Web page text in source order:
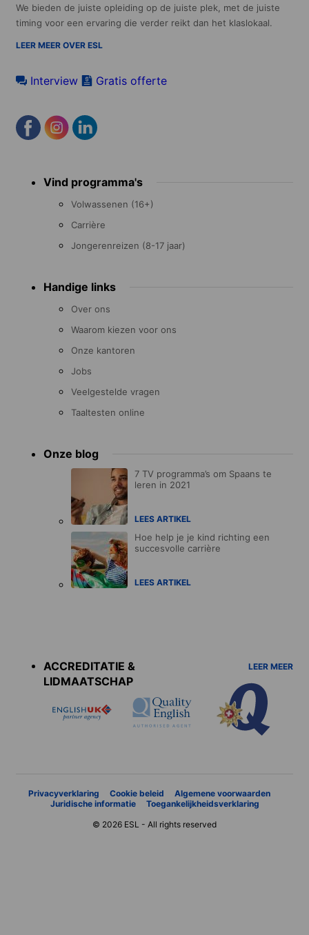
We bieden de juiste opleiding op de juiste plek, met de juiste
timing voor een ervaring die verder reikt dan het klaslokaal.
LEER MEER OVER ESL
Interview Gratis offerte
menu Vind programma's
Volwassenen (16+)
Carrière
Jongerenreizen (8-17 jaar)
Handige links
Over ons
Waarom kiezen voor ons
Onze kantoren
Jobs
Veelgestelde vragen
Taaltesten online
Onze blog
7 TV programma’s om Spaans te
leren in 2021
LEES ARTIKEL
Hoe help je je kind richting een
succesvolle carrière
LEES ARTIKEL
ACCREDITATIE &
LIDMAATSCHAP
LEER MEER
Privacyverklaring Cookie beleid
Algemene voorwaarden
Juridische informatie
Toegankelijkheidsverklaring
© 2026 ESL - All rights reserved